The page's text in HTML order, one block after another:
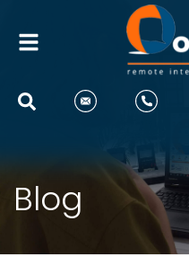
Alternar
navegación
Blog